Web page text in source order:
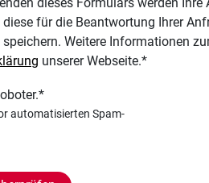
diese für die Beantwortung Ihrer
Weitere Informationen
unserer Webseite.*